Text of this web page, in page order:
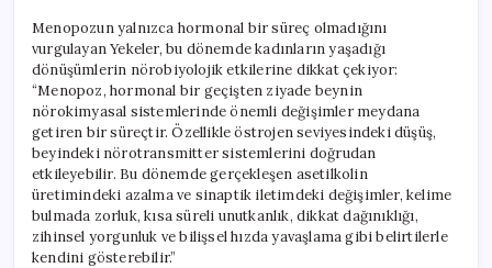
Menopozun yalnızca hormonal bir süreç olmadığını
vurgulayan Yekeler, bu dönemde kadınların yaşadığı
dönüşümlerin nörobiyolojik etkilerine dikkat çekiyor:
“Menopoz, hormonal bir geçişten ziyade beynin
nörokimyasal sistemlerinde önemli değişimler meydana
getiren bir süreçtir. Özellikle östrojen seviyesindeki düşüş,
beyindeki nörotransmitter sistemlerini doğrudan
etkileyebilir. Bu dönemde gerçekleşen asetilkolin
üretimindeki azalma ve sinaptik iletimdeki değişimler, kelime
bulmada zorluk, kısa süreli unutkanlık, dikkat dağınıklığı,
zihinsel yorgunluk ve bilişsel hızda yavaşlama gibi belirtilerle
kendini gösterebilir.”